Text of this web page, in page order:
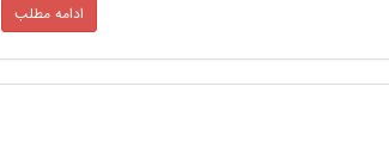
ادامه مطلب